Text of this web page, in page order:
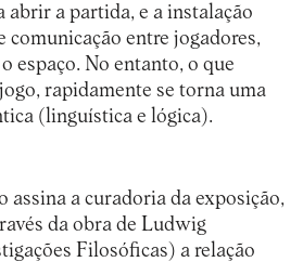
abrir a partida, e a instalação
comunicação entre jogadores,
espaço. No entanto, o que
rapidamente se torna uma
(linguística e lógica).
assina a curadoria da exposição,
da obra de Ludwig
Filosóficas) a relação